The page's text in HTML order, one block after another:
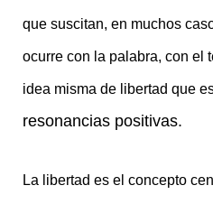
que suscitan, en muchos
ocurre con la palabra, con el
idea misma de libertad que
resonancias positivas.
La libertad es el concepto